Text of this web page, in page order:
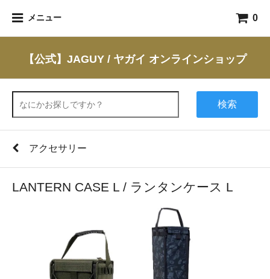
メニュー 0
【公式】JAGUY / ヤガイ オンラインショップ
検索
アクセサリー
LANTERN CASE L / ランタンケース L